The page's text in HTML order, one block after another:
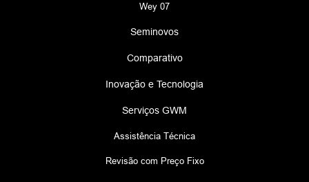
Wey 07
Seminovos
Comparativo
Inovação e Tecnologia
Serviços GWM
Assistência Técnica
Revisão com Preço Fixo